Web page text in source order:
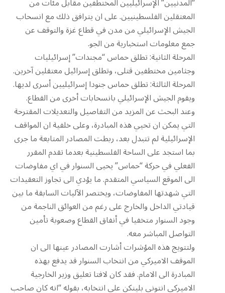
المعتقلين الفلسطينيين. على ان يترافق ذلك مع انسحاب
الجيش الإسرائيلي من مدن في قطاع غزة والتوقف عن
جمع معلومات استخبارية من الجو.
المرحلة الثانية: تطلق حماس “مجندات” إسرائيليات
وجثامين مختطفين قتلى، وتطلق إسرائيل معتقلين آخرين.
المرحلة الثالثة: تطلق حماس جنودا إسرائيليين أسرى لديها.
ويقوم الجيش الإسرائيلي بانسحابات أخرى من القطاع.
وعند البحث عن المزيد من التفاصيل والتعديلات المقترحة
التي يمكن ان تحيي هذه المبادرة، وعلى خلفية ان المواقف
الإسرائيلية لم تتبدل بعد، ربطت المصادر المتابعة ما جرى
بما استجد على الساحة الفلسطينية بعدما تقدم المقرر
الفعلي في حركة “حماس” يحيى السنوار في اي مفاوضات
الى الموقع السياسي المتقدم. ما يؤدي الى تجاوز التعقيدات
التي شهدتها المفاوضات، ويختصر الآليات السابقة ما بين
قيادتي الداخل والخارج على رغم من العوائق الناجمة من
وجود السنوار متخفيا في أنفاق القطاع وصعوبة تأمين
التواصل المباشر معه.
ولتتويج هذه المؤشرات أشارت المصادر عينها الى ان
الموقف الاميركي من انتخاب السنوار قد يدفع بهذه
المبادرة الى الامام. فقد كان لافتا تعليق وزير الخارجية
الاميركي انتوني بلينكن على انتخابه، بقوله “انه كان صاحب